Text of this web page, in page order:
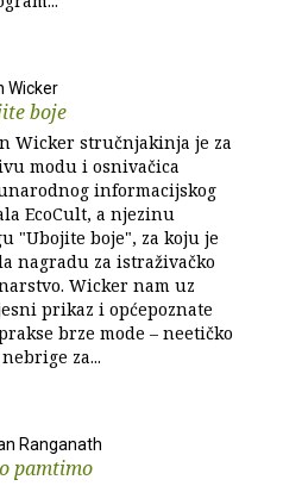
Wicker
boje
Wicker stručnjakinja je za
modu i osnivačica
informacijskog
EcoCult, a njezinu
"Ubojite boje", za koju je
nagradu za istraživačko
Wicker nam uz
prikaz i općepoznate
brze mode – neetičko
za...
Ranganath
pamtimo